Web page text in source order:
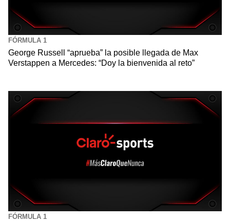
FÓRMULA 1
George Russell “aprueba” la posible llegada de Max
Verstappen a Mercedes: “Doy la bienvenida al reto”
FÓRMULA 1